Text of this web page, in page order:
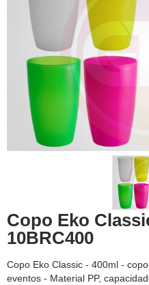
Copo Eko
10BRC400
Copo Eko Classic - 400ml -
eventos - Material PP,